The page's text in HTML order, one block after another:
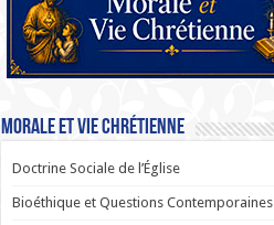
Morale et Vie Chrétienne
Doctrine Sociale de l’Église
Bioéthique et Questions Contemporaines